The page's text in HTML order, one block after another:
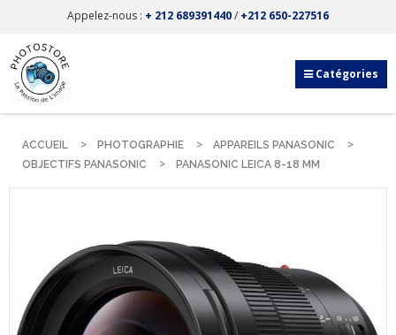
Appelez-nous : + 212 689391440/ +212 650-227516
Catégories
ACCUEIL PHOTOGRAPHIE
APPAREILS PANASONIC
OBJECTIFS PANASONIC
PANASONIC LEICA 8-18 MM